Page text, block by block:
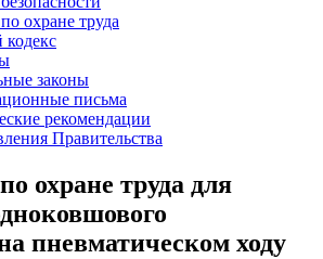
охране труда
кодекс
законы
письма
рекомендации
Правительства
охране труда для
пневматическом ходу